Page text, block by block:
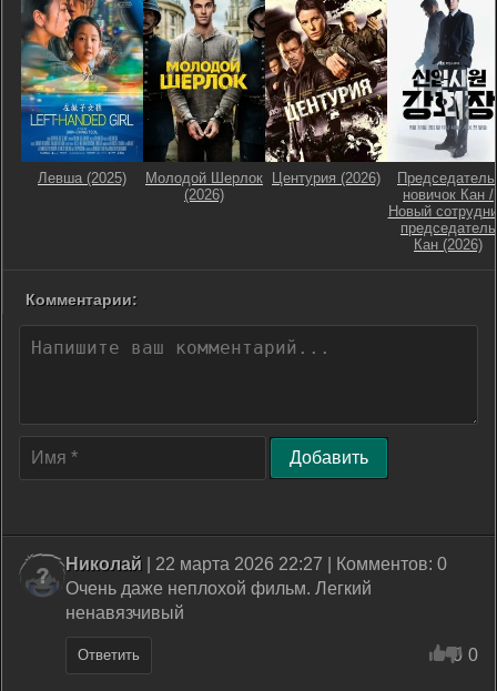
Левша (2025)
Молодой Шерлок
(2026)
Центурия (2026)
новичок Кан /
Новый
председатель
Кан (2026)
Комментарии:
Добавить
Николай | 22 марта 2026 22:27 | Комментов: 0
Очень даже неплохой фильм. Легкий
ненавязчивый
Ответить 0 0